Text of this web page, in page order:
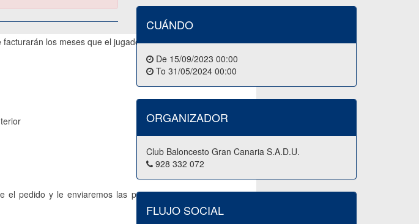
los meses que el jugador/a acuda a la actividad
el pedido y le enviaremos las pautas a tener en cuenta para
CUÁNDO
De 15/09/2023 00:00
To 31/05/2024 00:00
ORGANIZADOR
Club Baloncesto Gran Canaria S.A.D.U.
928 332 072
FLUJO SOCIAL